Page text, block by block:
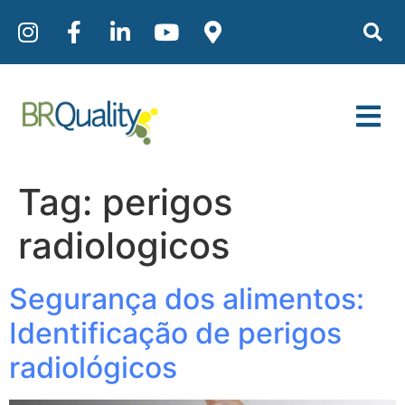
Tag: perigos
radiologicos
Segurança dos alimentos:
Identificação de perigos
radiológicos